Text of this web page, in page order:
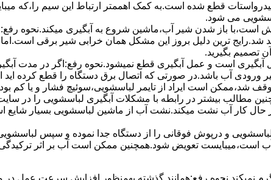
و ﻫﯿﺪرواﺳﺘﺎت ﻗﻄﻊ ﺷﺪه اﺳﺖ.به کمک اهممتر ارﺗﺒﺎط اﯾﻦ ﺳﯿﻢ را،ﮐﻪ
می شود.
ﺧﺎﻣﻮش اﺳﺖ،ﺑﺎ ﺑﺎز ﺷﺪن ﺷﯿﺮ آب،ﻣﺎﺷﯿﻦ ﺷﺮوع ﺑﻪ آﺑﮕﯿﺮی میکند.نحوه
شد.رایج ترین دلیل بروز این مشکل همان خرابی شیر برقی
تصمیم بگیرید.
ﺣﺎل آﺑﮕﯿﺮی اﺳﺖ و ﻋﻤﻞ آﺑﮕﯿﺮی ﻗﻄﻊ نمیشود.نحوه رﻓﻊ:اﮔﺮ در ﻣﺪت
آب باشد.در صورتی که اتصال برق دستگاه را قطع کرده اید
شد،ممکن است ایراد از تایمر لباسشویی،سوئیچ فشار و یا
مطالب بیشتر در رابطه با مشکلات آبگیری لباسشویی را در سایت
در ﺣﺎل ﮐﺎر آب ﻧﺸﺖ میکند.نشت آب از ماشین لباسشویی بسیار
لباسشویی و درپوش ﻓﻮﻗﺎﻧﯽ را از دستگاه ﺟﺪا ﻧﻤﻮده و ﺳﭙﺲ
اﺳﺖ،میبایست ﺗﻌﻮﯾﺾ شود.همچنین ﻣﻤﮑﻦ اﺳﺖ آب بر اثر